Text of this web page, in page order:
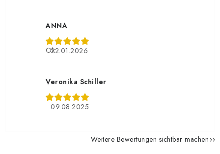
ANNA
22.01.2026
Ok
Veronika Schiller
09.08.2025
Weitere Bewertungen sichtbar machen